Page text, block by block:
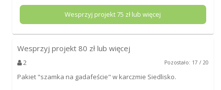
Wesprzyj projekt75 zł lub więcej
Wesprzyj projekt 80 zł lub więcej
2 Pozostało: 17 / 20
Pakiet "szamka na gadafeście" w karczmie Siedlisko.